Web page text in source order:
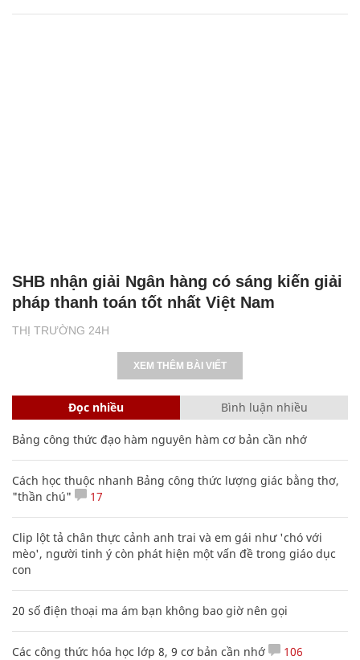
THỊ TRƯỜNG 24H
SHB nhận giải Ngân hàng có sáng kiến giải
pháp thanh toán tốt nhất Việt Nam
XEM THÊM BÀI VIẾT
Đọc nhiều Bình luận nhiều
Bảng công thức đạo hàm nguyên hàm cơ bản cần nhớ
Cách học thuộc nhanh Bảng công thức lượng giác bằng thơ,
"thần chú"
17
Clip lột tả chân thực cảnh anh trai và em gái như 'chó với
mèo', người tinh ý còn phát hiện một vấn đề trong giáo dục
con
20 số điện thoại ma ám bạn không bao giờ nên gọi
Các công thức hóa học lớp 8, 9 cơ bản cần nhớ 106